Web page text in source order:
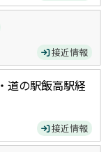
接近情報
道の駅飯高駅経
接近情報